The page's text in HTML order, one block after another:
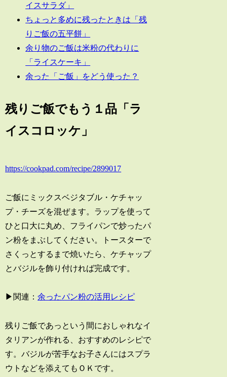
イスサラダ」
ちょっと多めに残ったときは「残
りご飯の五平餅」
余り物のご飯は米粉の代わりに
「ライスケーキ」
余った「ご飯」をどう使った？
残りご飯でもう１品「ラ
イスコロッケ」
https://cookpad.com/recipe/2899017
ご飯にミックスベジタブル・ケチャッ
プ・チーズを混ぜます。ラップを使って
ひと口大に丸め、フライパンで炒ったパ
ン粉をまぶしてください。トースターで
さくっとするまで焼いたら、ケチャップ
とバジルを飾り付ければ完成です。
▶関連：余ったパン粉の活用レシピ
残りご飯であっという間におしゃれなイ
タリアンが作れる、おすすめのレシピで
す。バジルが苦手なお子さんにはスプラ
ウトなどを添えてもＯＫです。